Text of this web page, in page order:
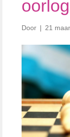
Door | 21